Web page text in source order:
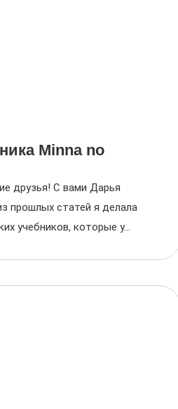
Minna no
друзья! С вами Дарья
прошлых статей я делала
учебников, которые у...